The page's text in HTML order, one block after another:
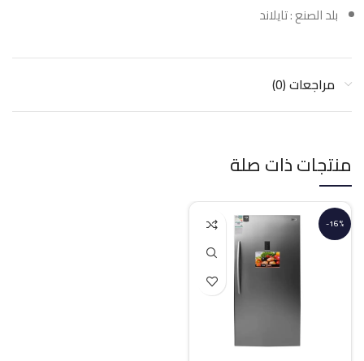
بلد الصنع : تايلاند
مراجعات (0)
منتجات ذات صلة
-16%